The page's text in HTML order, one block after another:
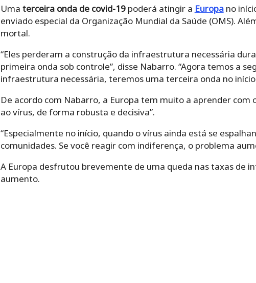
Uma terceira onda de covid-19poderá atingir a Europano
enviado especial da Organização Mundial da Saúde (OMS).
mortal.
“Eles perderam a construção da infraestrutura necessária
primeira onda sob controle”, disse Nabarro. “Agora temos a
infraestrutura necessária, teremos uma terceira onda no início
De acordo com Nabarro, a Europa tem muito a aprender com
ao vírus, de forma robusta e decisiva”.
“Especialmente no início, quando o vírus ainda está se
comunidades. Se você reagir com indiferença, o problema
A Europa desfrutou brevemente de uma queda nas taxas de
aumento.